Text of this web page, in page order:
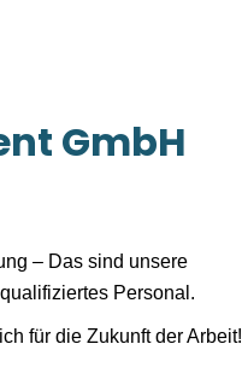
GmbH
– Das sind unsere
Personal.
für die Zukunft der Arbeit!